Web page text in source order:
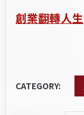
創業翻轉人生
CATEGORY: